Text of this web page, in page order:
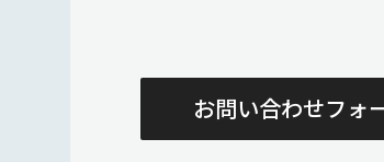
お問い合わせフォ